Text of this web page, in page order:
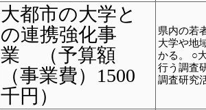
大都市の大学と
の連携強化事
業 （予算額
（事業費）1500
千円）
県内の若
大学や地
かる。 ○
行う調査
調査研究